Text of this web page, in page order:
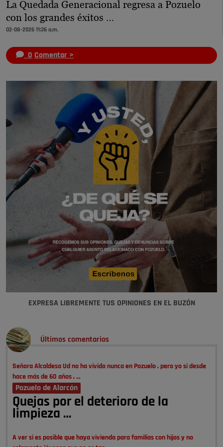
La Quedada Generacional regresa a Pozuelo
con los grandes éxitos …
02-08-2026 11:36 a.m.
0 Comentar >
EXPRESA LIBREMENTE TUS OPINIONES EN EL BUZÓN
Últimos comentarios
Señora Alcaldesa Ud no ha vivido nunca en Pozuelo , pero yo si desde
hace más de 60 años , …
Pozuelo de Alarcón
Quejas por el deterioro de la
limpieza …
A ver si es posible que haya vivienda para familias con hijos y no